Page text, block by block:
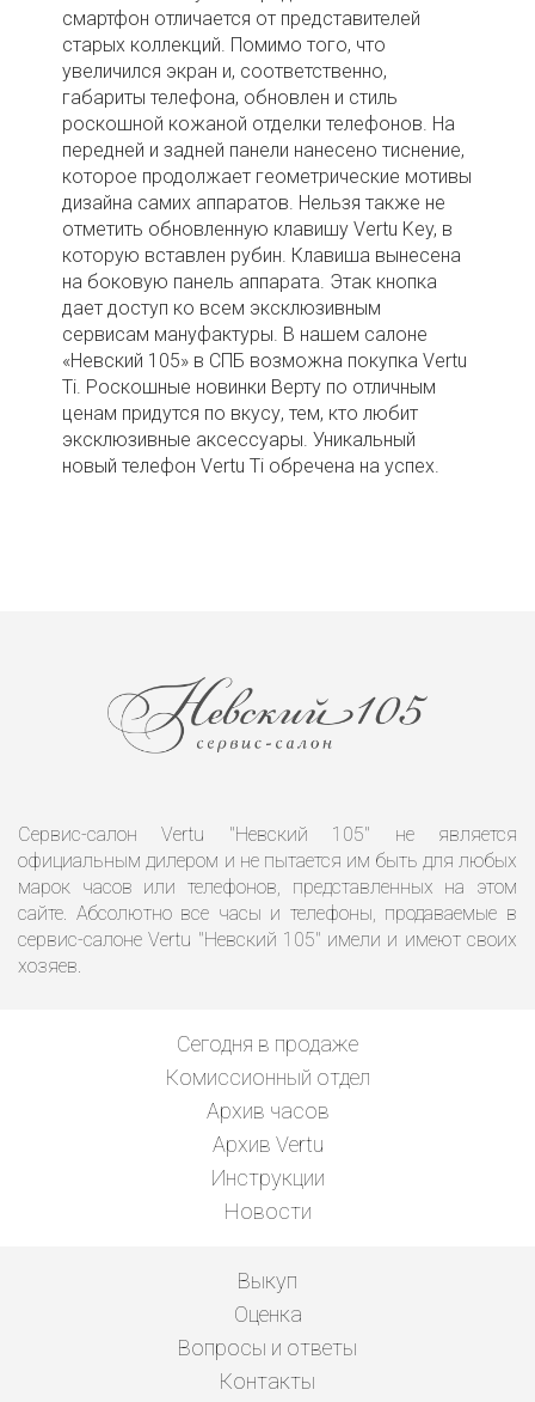
смартфон отличается от представителей
старых коллекций. Помимо того, что
увеличился экран и, соответственно,
габариты телефона, обновлен и стиль
роскошной кожаной отделки телефонов. На
передней и задней панели нанесено тиснение,
которое продолжает геометрические мотивы
дизайна самих аппаратов. Нельзя также не
отметить обновленную клавишу Vertu Key, в
которую вставлен рубин. Клавиша вынесена
на боковую панель аппарата. Этак кнопка
дает доступ ко всем эксклюзивным
сервисам мануфактуры. В нашем салоне
«Невский 105» в СПБ возможна покупка Vertu
Ti. Роскошные новинки Верту по отличным
ценам придутся по вкусу, тем, кто любит
эксклюзивные аксессуары. Уникальный
новый телефон Vertu Ti обречена на успех.
Сервис-салон Vertu "Невский 105" не является
официальным дилером и не пытается им быть для любых
марок часов или телефонов, представленных на этом
сайте. Абсолютно все часы и телефоны, продаваемые в
сервис-салоне Vertu "Невский 105" имели и имеют своих
хозяев.
Сегодня в продаже
Комиссионный отдел
Архив часов
Архив Vertu
Инструкции
Новости
Выкуп
Оценка
Вопросы и ответы
Контакты